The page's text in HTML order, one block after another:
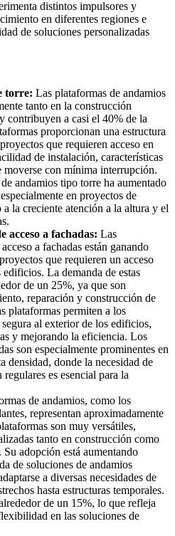
distintos impulsores y
en diferentes regiones e
de soluciones personalizadas
torre: Las plataformas de andamios
tanto en la construcción
contribuyen a casi el 40% de la
proporcionan una estructura
que requieren acceso en
de instalación, características
moverse con mínima interrupción.
andamios tipo torre ha aumentado
en proyectos de
la creciente atención a la altura y el
acceso a fachadas: Las
a fachadas están ganando
que requieren un acceso
La demanda de estas
de un 25%, ya que son
reparación y construcción de
plataformas permiten a los
al exterior de los edificios,
y mejorando la eficiencia. Los
son especialmente prominentes en
densidad, donde la necesidad de
es esencial para la
de andamios, como los
representan aproximadamente
son muy versátiles,
tanto en construcción como
adopción está aumentando
de soluciones de andamios
a diversas necesidades de
hasta estructuras temporales.
de un 15%, lo que refleja
en las soluciones de